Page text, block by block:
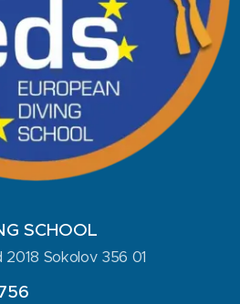
SCHOOL
Sokolov 356 01